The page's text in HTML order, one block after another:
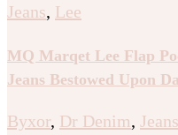
Jeans, Lee
MQ Marqet Lee Flap
Jeans Bestowed Upon
Byxor, Dr Denim, Jeans